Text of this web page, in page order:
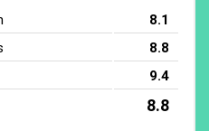
8.1
8.8
9.4
8.8